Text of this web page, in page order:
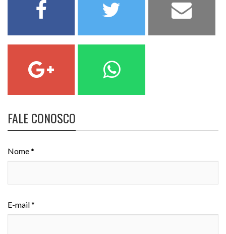
FALE CONOSCO
Nome *
E-mail *